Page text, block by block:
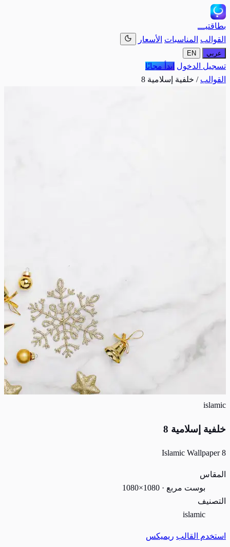
بطاقتيـــ
القوالب المناسبات الأسعار
عربي EN
تسجيل الدخول ابدأ مجانًا
القوالب / خلفية إسلامية 8
islamic
خلفية إسلامية 8
Islamic Wallpaper 8
المقاس
بوست مربع · 1080×1080
التصنيف
islamic
استخدم القالب ريميكس